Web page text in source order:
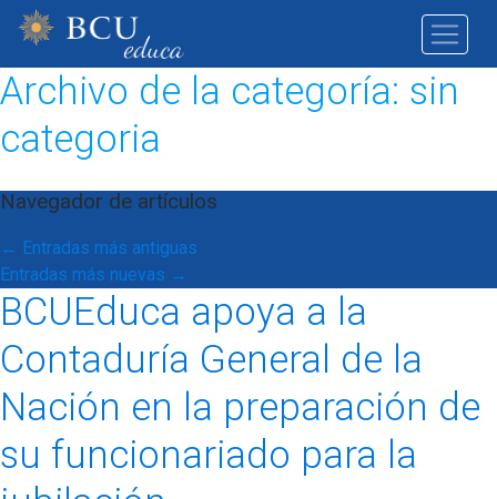
Archivo de la categoría: sin
categoria
Navegador de artículos
← Entradas más antiguas
Entradas más nuevas →
BCUEduca apoya a la
Contaduría General de la
Nación en la preparación de
su funcionariado para la